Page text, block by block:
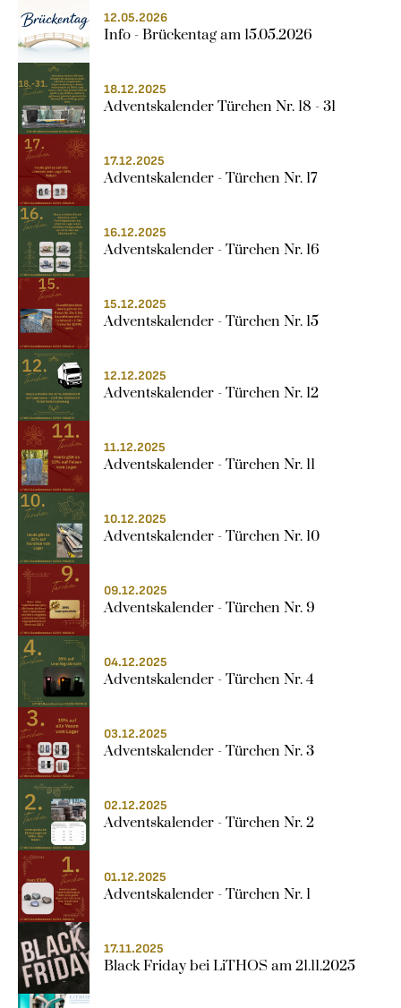
12.05.2026
Info - Brückentag am 15.05.2026
18.12.2025
Adventskalender Türchen Nr. 18 - 31
17.12.2025
Adventskalender - Türchen Nr. 17
16.12.2025
Adventskalender - Türchen Nr. 16
15.12.2025
Adventskalender - Türchen Nr. 15
12.12.2025
Adventskalender - Türchen Nr. 12
11.12.2025
Adventskalender - Türchen Nr. 11
10.12.2025
Adventskalender - Türchen Nr. 10
09.12.2025
Adventskalender - Türchen Nr. 9
04.12.2025
Adventskalender - Türchen Nr. 4
03.12.2025
Adventskalender - Türchen Nr. 3
02.12.2025
Adventskalender - Türchen Nr. 2
01.12.2025
Adventskalender - Türchen Nr. 1
17.11.2025
Black Friday bei LiTHOS am 21.11.2025